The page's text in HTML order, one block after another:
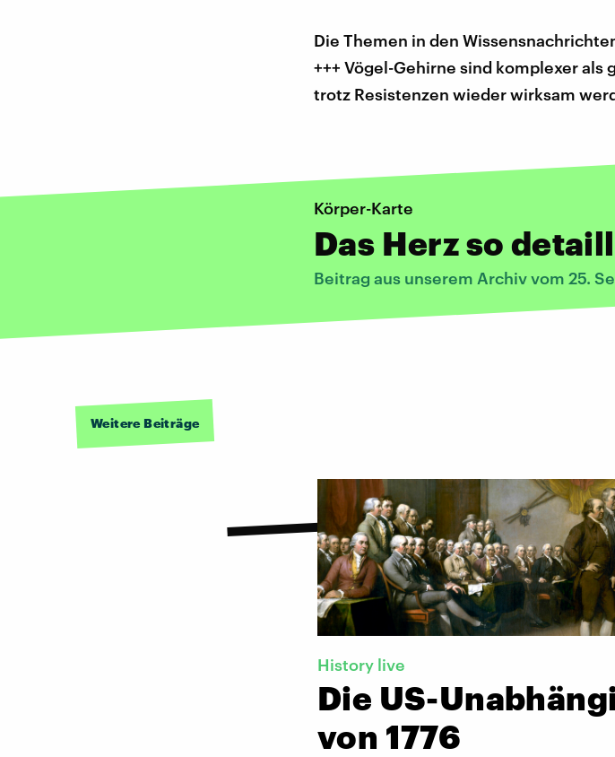
Die Themen in den
+++ Vögel-Gehirne sind komplexer
trotz Resistenzen wieder wirksam
Körper-Karte
Das Herz so
Beitrag aus unserem Archiv vom 25.
Weitere Beiträge
History live
Die US-
von 1776